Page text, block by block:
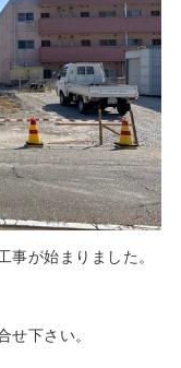
が始まりました。
下さい。